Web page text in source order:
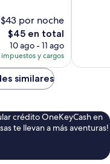
$43 por noche
El
precio
actual
es
de
$45
$45 en total
10 ago - 11 ago
y cargos
similares
crédito OneKeyCash en
te llevan a más aventuras!